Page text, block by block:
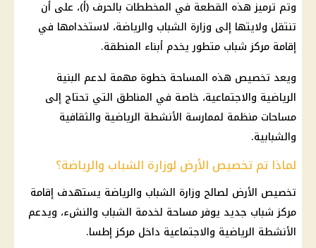
وتم ترميز هذه القطعة في المخططات بالحرف (أ)، على أن
تنتقل ولايتها إلى وزارة الشباب والرياضة، لاستخدامها في
إقامة مركز شباب متطور يخدم أبناء المنطقة.
ويعد تخصيص هذه المساحة خطوة مهمة لدعم البنية
الرياضية والاجتماعية، خاصة في المناطق التي تحتاج إلى
مساحات منظمة لممارسة الأنشطة الرياضية والثقافية
والشبابية.
لماذا تم تخصيص الأرض لوزارة الشباب والرياضة؟
تخصيص الأرض لصالح وزارة الشباب والرياضة يستهدف إقامة
مركز شباب جديد يوفر مساحة لخدمة الشباب والنشء، ويدعم
الأنشطة الرياضية والاجتماعية داخل مركز إطسا.